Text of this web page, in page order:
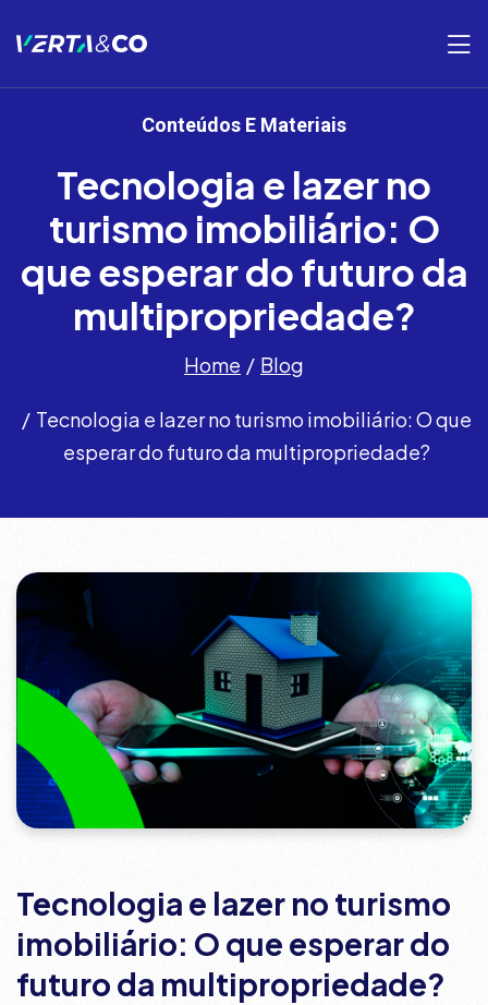
Conteúdos E Materiais
Tecnologia e lazer no
turismo imobiliário: O
que esperar do futuro da
multipropriedade?
Home Blog
Tecnologia e lazer no turismo imobiliário: O que
esperar do futuro da multipropriedade?
Tecnologia e lazer no turismo
imobiliário: O que esperar do
futuro da multipropriedade?